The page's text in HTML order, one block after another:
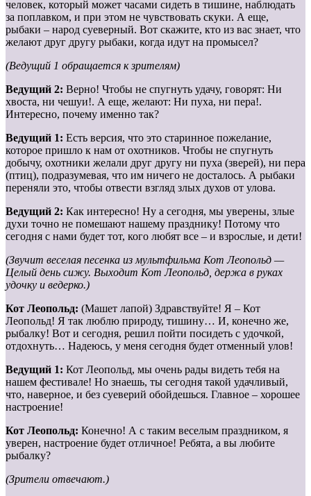
человек, который может часами сидеть в тишине, наблюдать
за поплавком, и при этом не чувствовать скуки. А еще,
рыбаки – народ суеверный. Вот скажите, кто из вас знает, что
желают друг другу рыбаки, когда идут на промысел?
(Ведущий 1 обращается к зрителям)
Ведущий 2: Верно! Чтобы не спугнуть удачу, говорят: Ни
хвоста, ни чешуи!. А еще, желают: Ни пуха, ни пера!.
Интересно, почему именно так?
Ведущий 1: Есть версия, что это старинное пожелание,
которое пришло к нам от охотников. Чтобы не спугнуть
добычу, охотники желали друг другу ни пуха (зверей), ни пера
(птиц), подразумевая, что им ничего не досталось. А рыбаки
переняли это, чтобы отвести взгляд злых духов от улова.
Ведущий 2: Как интересно! Ну а сегодня, мы уверены, злые
духи точно не помешают нашему празднику! Потому что
сегодня с нами будет тот, кого любят все – и взрослые, и дети!
(Звучит веселая песенка из мультфильма Кот Леопольд —
Целый день сижу. Выходит Кот Леопольд, держа в руках
удочку и ведерко.)
Кот Леопольд: (Машет лапой) Здравствуйте! Я – Кот
Леопольд! Я так люблю природу, тишину… И, конечно же,
рыбалку! Вот и сегодня, решил пойти посидеть с удочкой,
отдохнуть… Надеюсь, у меня сегодня будет отменный улов!
Ведущий 1: Кот Леопольд, мы очень рады видеть тебя на
нашем фестивале! Но знаешь, ты сегодня такой удачливый,
что, наверное, и без суеверий обойдешься. Главное – хорошее
настроение!
Кот Леопольд: Конечно! А с таким веселым праздником, я
уверен, настроение будет отличное! Ребята, а вы любите
рыбалку?
(Зрители отвечают.)